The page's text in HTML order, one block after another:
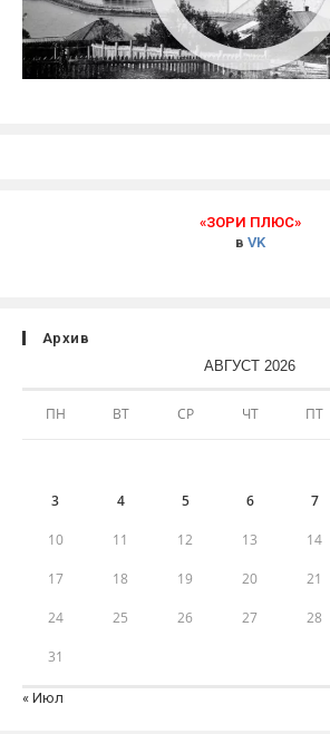
«ЗОРИ ПЛЮС»
в VK
Архив
АВГУСТ 2026
ПН ВТ СР ЧТ ПТ
3 4 5 6 7
10 11 12 13 14
17 18 19 20 21
24 25 26 27 28
31
« Июл